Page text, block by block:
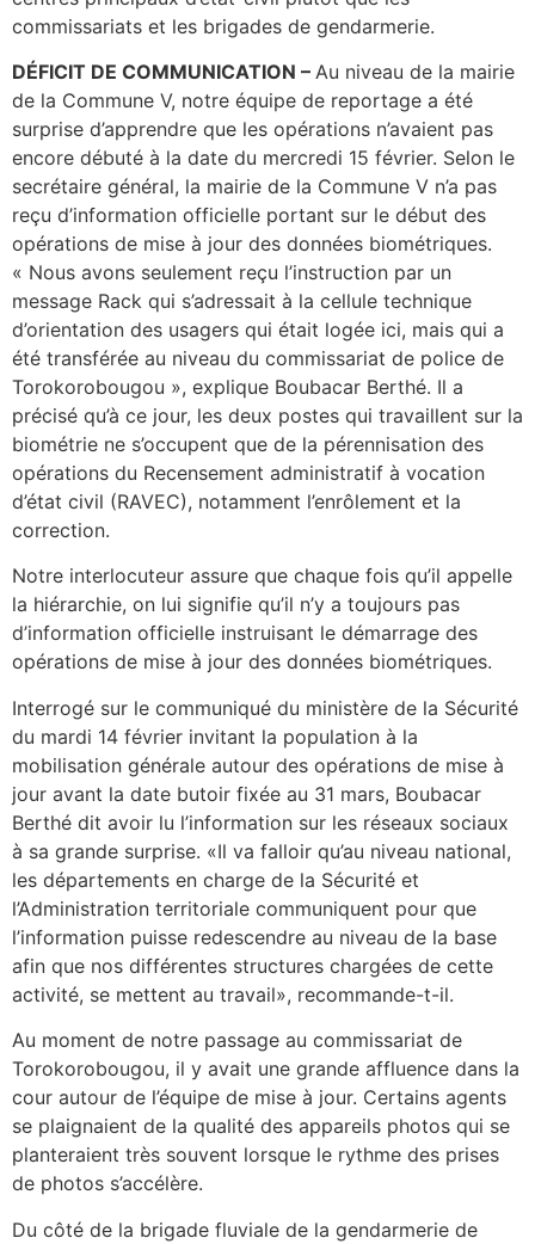
commissariats et les brigades de gendarmerie.
DÉFICIT DE COMMUNICATION – Au niveau de la mairie
de la Commune V, notre équipe de reportage a été
surprise d’apprendre que les opérations n’avaient pas
encore débuté à la date du mercredi 15 février. Selon le
secrétaire général, la mairie de la Commune V n’a pas
reçu d’information officielle portant sur le début des
opérations de mise à jour des données biométriques.
« Nous avons seulement reçu l’instruction par un
message Rack qui s’adressait à la cellule technique
d’orientation des usagers qui était logée ici, mais qui a
été transférée au niveau du commissariat de police de
Torokorobougou », explique Boubacar Berthé. Il a
précisé qu’à ce jour, les deux postes qui travaillent sur la
biométrie ne s’occupent que de la pérennisation des
opérations du Recensement administratif à vocation
d’état civil (RAVEC), notamment l’enrôlement et la
correction.
Notre interlocuteur assure que chaque fois qu’il appelle
la hiérarchie, on lui signifie qu’il n’y a toujours pas
d’information officielle instruisant le démarrage des
opérations de mise à jour des données biométriques.
Interrogé sur le communiqué du ministère de la Sécurité
du mardi 14 février invitant la population à la
mobilisation générale autour des opérations de mise à
jour avant la date butoir fixée au 31 mars, Boubacar
Berthé dit avoir lu l’information sur les réseaux sociaux
à sa grande surprise. «Il va falloir qu’au niveau national,
les départements en charge de la Sécurité et
l’Administration territoriale communiquent pour que
l’information puisse redescendre au niveau de la base
afin que nos différentes structures chargées de cette
activité, se mettent au travail», recommande-t-il.
Au moment de notre passage au commissariat de
Torokorobougou, il y avait une grande affluence dans la
cour autour de l’équipe de mise à jour. Certains agents
se plaignaient de la qualité des appareils photos qui se
planteraient très souvent lorsque le rythme des prises
de photos s’accélère.
Du côté de la brigade fluviale de la gendarmerie de